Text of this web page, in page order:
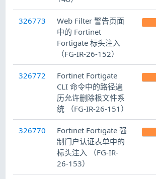
326773
Web Filter 警告页面
中的 Fortinet
Fortigate 标头注入
（FG-IR-26-152）
326772
Fortinet Fortigate
CLI 命令中的路径遍
历允许删除根文件系
统 （FG-IR-26-151）
326770
Fortinet Fortigate 强
制门户认证表单中的
标头注入 （FG-IR-
26-153）